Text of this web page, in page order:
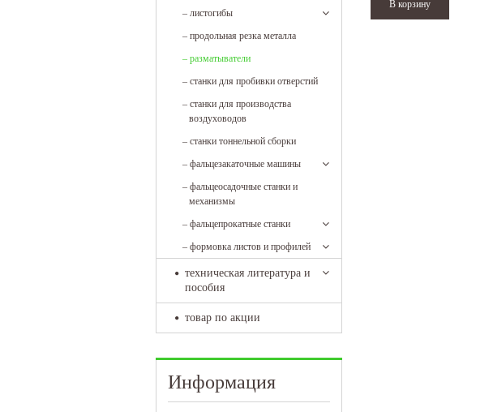
– листогибы
– продольная резка металла
– разматыватели
– станки для пробивки отверстий
– станки для производства
воздуховодов
– станки тоннельной сборки
– фальцезакаточные машины
– фальцеосадочные станки и
механизмы
– фальцепрокатные станки
– формовка листов и профилей
техническая литература и
пособия
товар по акции
Информация